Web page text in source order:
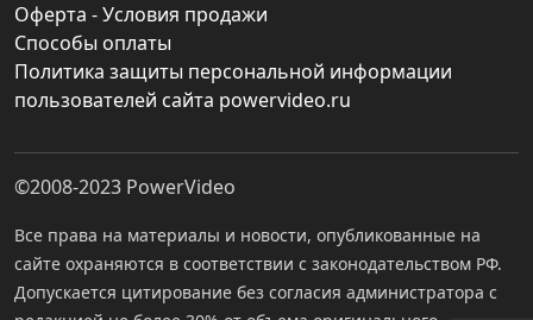
Оферта - Условия продажи
Способы оплаты
Политика защиты персональной информации
пользователей сайта powervideo.ru
©2008-2023 PowerVideo
Все права на материалы и новости, опубликованные на
сайте охраняются в соответствии с законодательством РФ.
Допускается цитирование без согласия администратора с